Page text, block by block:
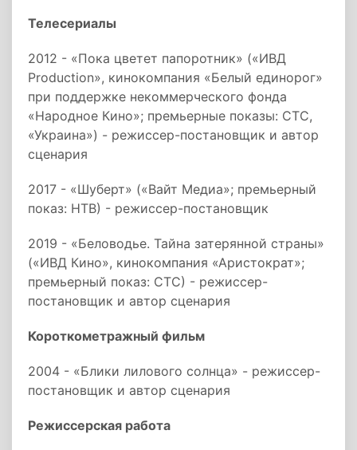
Телесериалы
2012 - «Пока цветет папоротник» («ИВД
Production», кинокомпания «Белый единорог»
при поддержке некоммерческого фонда
«Народное Кино»; премьерные показы: СТС,
«Украина») - режиссер-постановщик и автор
сценария
2017 - «Шуберт» («Вайт Медиа»; премьерный
показ: НТВ) - режиссер-постановщик
2019 - «Беловодье. Тайна затерянной страны»
(«ИВД Кино», кинокомпания «Аристократ»;
премьерный показ: СТС) - режиссер-
постановщик и автор сценария
Короткометражный фильм
2004 - «Блики лилового солнца» - режиссер-
постановщик и автор сценария
Режиссерская работа